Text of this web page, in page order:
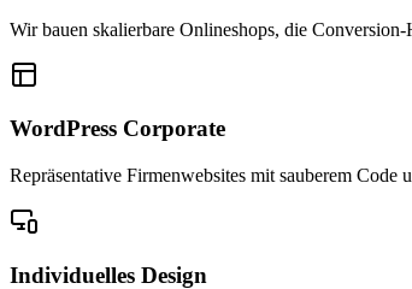
Wir bauen skalierbare Onlineshops, die
WordPress Corporate
Repräsentative Firmenwebsites mit sauberem
Individuelles Design